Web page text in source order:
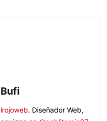
. Diseñador Web,